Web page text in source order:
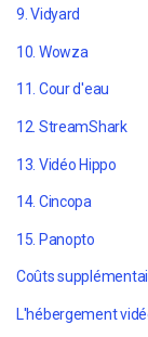
9. Vidyard
10. Wowza
11. Cour d'eau
12. StreamShark
13. Vidéo Hippo
14. Cincopa
15. Panopto
Coûts
L'hébergement